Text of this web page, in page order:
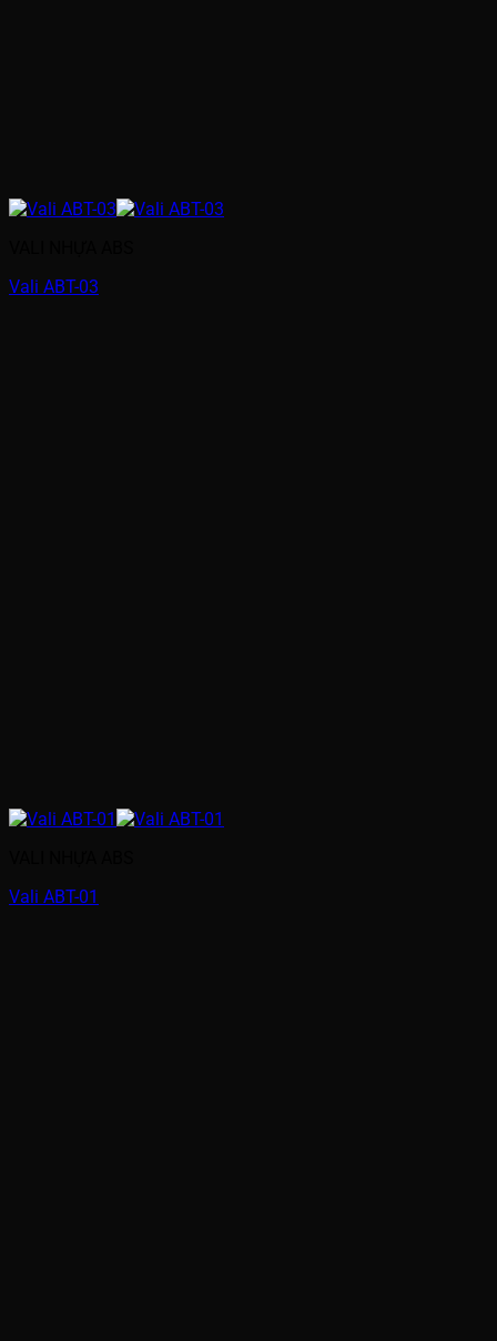
Vali ABT-03
Vali ABT-01